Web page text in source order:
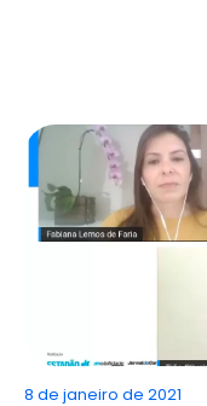
8 de janeiro de 2021